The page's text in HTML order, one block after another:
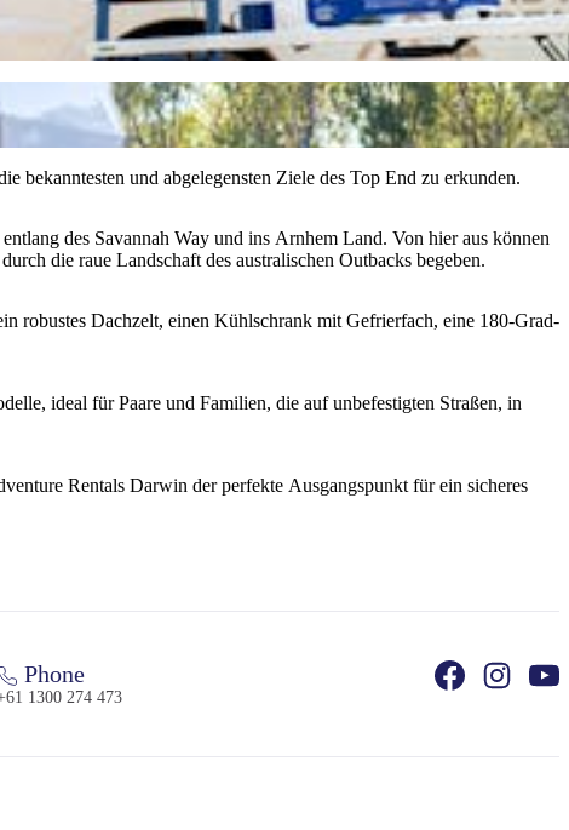
bekanntesten und abgelegensten Ziele des Top End zu erkunden.
des Savannah Way und ins Arnhem Land. Von hier aus können
die raue Landschaft des australischen Outbacks begeben.
robustes Dachzelt, einen Kühlschrank mit Gefrierfach, eine 180-Grad-
ideal für Paare und Familien, die auf unbefestigten Straßen, in
Rentals Darwin der perfekte Ausgangspunkt für ein sicheres
Phone
1300 274 473